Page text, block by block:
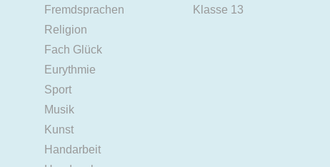
Fremdsprachen
Religion
Fach Glück
Eurythmie
Sport
Musik
Kunst
Handarbeit
Klasse 13